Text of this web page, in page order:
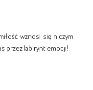
wznosi się niczym
przez labirynt emocji!